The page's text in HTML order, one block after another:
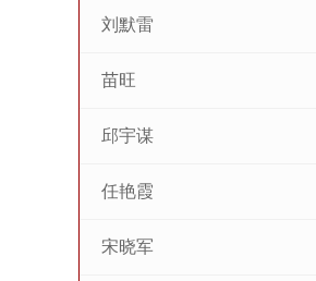
刘默雷
苗旺
邱宇谋
任艳霞
宋晓军